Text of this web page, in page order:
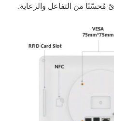
مُحسّنًا من التفاعل والرعاية.